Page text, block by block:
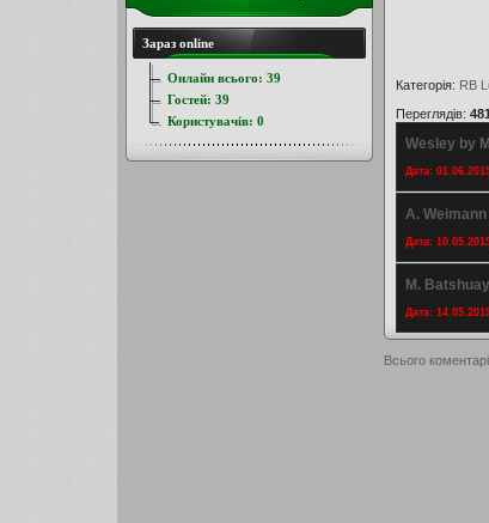
Категорія: RB
Переглядів: 481
Wesley by
Дата:
A.
Дата:
M.
Дата:
Всього
Зараз online
Онлайн всього: 39
Гостей: 39
Користувачів: 0